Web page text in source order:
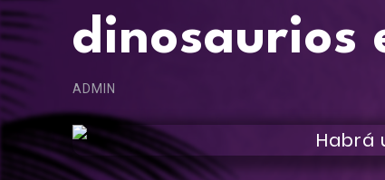
dinosaurios
ADMIN